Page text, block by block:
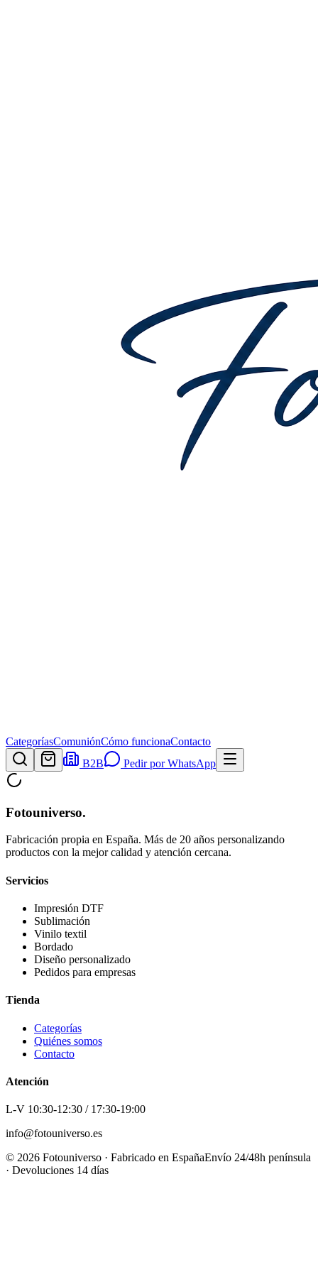
CategoríasComuniónCómo funcionaContacto
B2B
Pedir por WhatsApp
Fotouniverso.
Fabricación propia en España. Más de 20 años personalizando
productos con la mejor calidad y atención cercana.
Servicios
Impresión DTF
Sublimación
Vinilo textil
Bordado
Diseño personalizado
Pedidos para empresas
Tienda
Categorías
Quiénes somos
Contacto
Atención
L-V 10:30-12:30 / 17:30-19:00
info@fotouniverso.es
© 2026 Fotouniverso · Fabricado en EspañaEnvío 24/48h península
· Devoluciones 14 días